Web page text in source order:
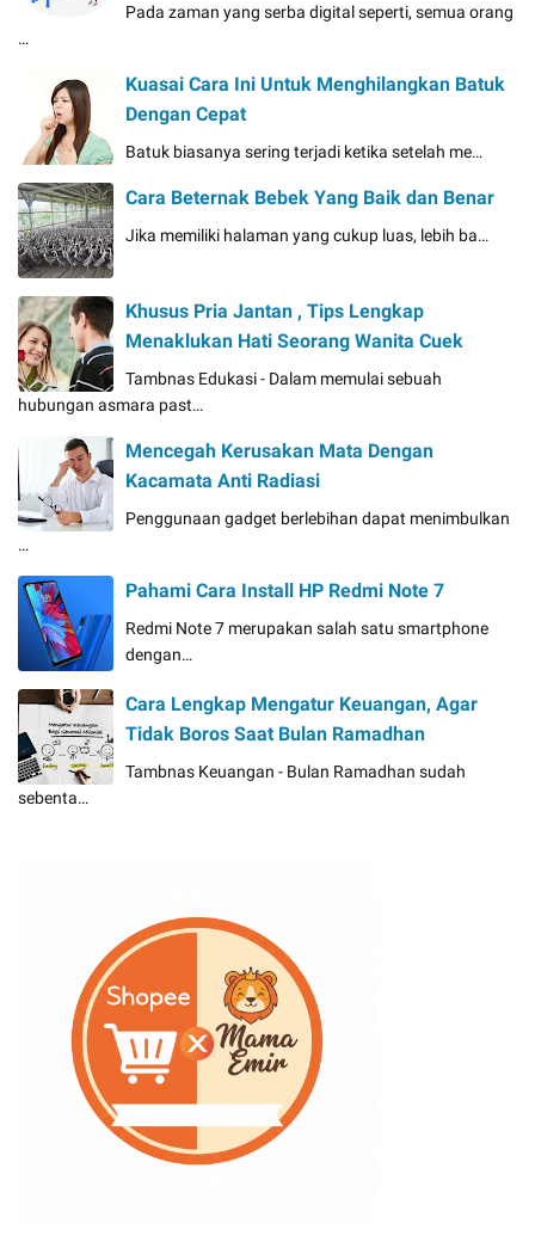
Pada zaman yang serba digital seperti, semua orang
…
Kuasai Cara Ini Untuk Menghilangkan Batuk
Dengan Cepat
Batuk biasanya sering terjadi ketika setelah me…
Cara Beternak Bebek Yang Baik dan Benar
Jika memiliki halaman yang cukup luas, lebih ba…
Khusus Pria Jantan , Tips Lengkap
Menaklukan Hati Seorang Wanita Cuek
Tambnas Edukasi - Dalam memulai sebuah
hubungan asmara past…
Mencegah Kerusakan Mata Dengan
Kacamata Anti Radiasi
Penggunaan gadget berlebihan dapat menimbulkan
…
Pahami Cara Install HP Redmi Note 7
Redmi Note 7 merupakan salah satu smartphone
dengan…
Cara Lengkap Mengatur Keuangan, Agar
Tidak Boros Saat Bulan Ramadhan
Tambnas Keuangan - Bulan Ramadhan sudah
sebenta…